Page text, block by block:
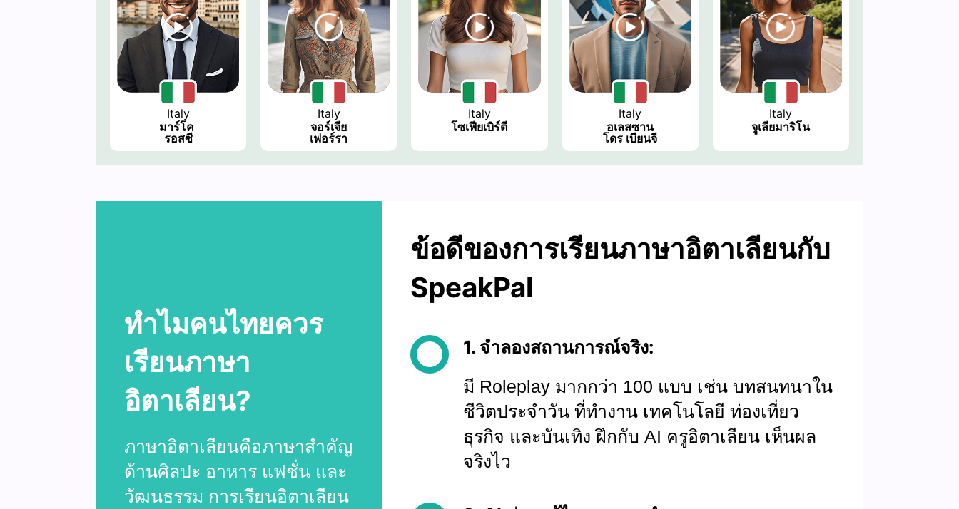
Italy
มาร์โค
รอสซี
Italy
จอร์เจีย
เฟอร์รา
Italy
โซเฟียเบิร์ตี
Italy
อเลสซาน
โดร เบียนจี
Italy
จูเลียมาริโน
ทำไมคนไทยควร
เรียนภาษา
อิตาเลียน?
ภาษาอิตาเลียนคือภาษาสำคัญ
ด้านศิลปะ อาหาร แฟชั่น และ
วัฒนธรรม การเรียนอิตาเลียน
ข้อดีของการเรียนภาษาอิตาเลียนกับ
SpeakPal
1. จำลองสถานการณ์จริง:
มี Roleplay มากกว่า 100 แบบ เช่น บทสนทนาใน
ชีวิตประจำวัน ที่ทำงาน เทคโนโลยี ท่องเที่ยว
ธุรกิจ และบันเทิง ฝึกกับ AI ครูอิตาเลียน เห็นผล
จริงไว